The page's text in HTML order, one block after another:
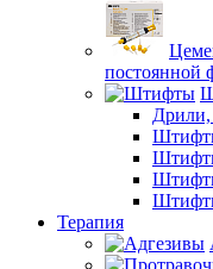
постоянной
Дрили,
Терапия